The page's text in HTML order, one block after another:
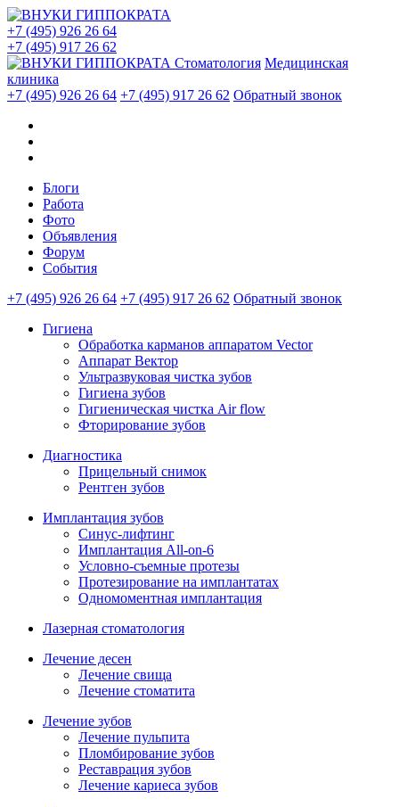
+7 (495) 926 26 64
+7 (495) 917 26 62
Стоматология Медицинская
клиника
+7 (495) 926 26 64 +7 (495) 917 26 62 Обратный звонок
Блоги
Работа
Фото
Объявления
Форум
События
+7 (495) 926 26 64 +7 (495) 917 26 62 Обратный звонок
Гигиена
Обработка карманов аппаратом Vector
Аппарат Вектор
Ультразвуковая чистка зубов
Гигиена зубов
Гигиеническая чистка Air flow
Фторирование зубов
Диагностика
Прицельный снимок
Рентген зубов
Имплантация зубов
Синус-лифтинг
Имплантация All-on-6
Условно-съемные протезы
Протезирование на имплантатах
Одномоментная имплантация
Лазерная стоматология
Лечение десен
Лечение свища
Лечение стоматита
Лечение зубов
Лечение пульпита
Пломбирование зубов
Реставрация зубов
Лечение кариеса зубов